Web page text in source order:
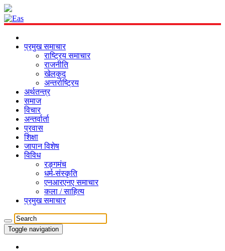
प्रमुख समाचार
राष्ट्रिय समाचार
राजनीति
खेलकुद
अन्तर्राष्ट्रिय
अर्थतन्त्र
समाज
विचार
अन्तर्वार्ता
प्रवास
शिक्षा
जापान विशेष
विविध
रङ्गमंच
धर्म-संस्कृति
एनआरएनए समाचार
कला / साहित्य
प्रमुख समाचार
Toggle navigation